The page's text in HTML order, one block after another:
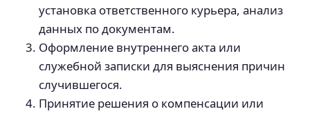
установка ответственного курьера, анализ
данных по документам.
Оформление внутреннего акта или
служебной записки для выяснения причин
случившегося.
Принятие решения о компенсации или